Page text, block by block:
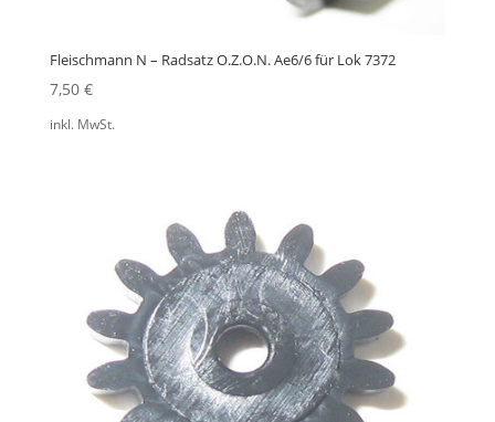
Fleischmann N – Radsatz O.Z.O.N. Ae6/6 für Lok 7372
7,50 €
inkl. MwSt.